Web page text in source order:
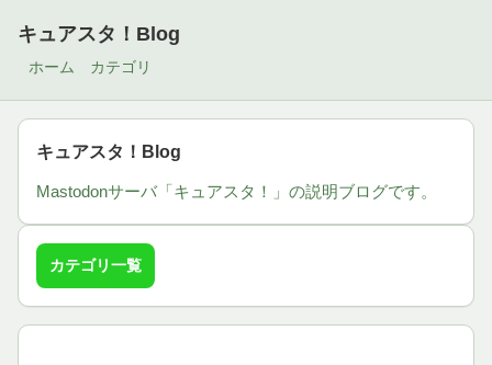
キュアスタ！Blog
ホーム カテゴリ
キュアスタ！Blog
Mastodonサーバ「キュアスタ！」の説明ブログです。
カテゴリ一覧